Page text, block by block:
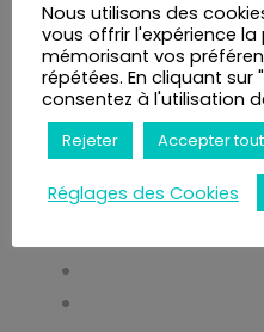
Nous utilisons des
vous offrir l'expérience
mémorisant vos
répétées. En cliquant sur
consentez à l'utilisation
Rejeter Accepter tout
Réglages des Cookies